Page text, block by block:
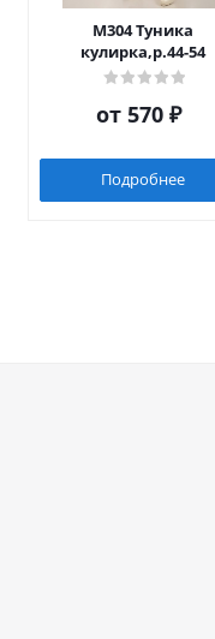
М304 Туника
кулирка,р.44-54
от 570 ₽
Подробнее